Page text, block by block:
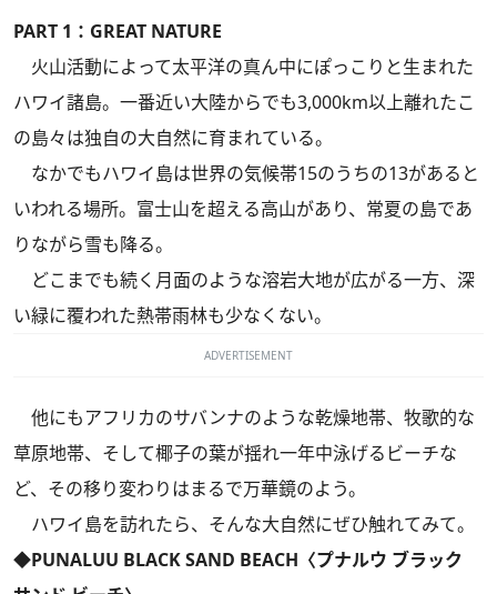
PART 1：GREAT NATURE
火山活動によって太平洋の真ん中にぽっこりと生まれた
ハワイ諸島。一番近い大陸からでも3,000km以上離れたこ
の島々は独自の大自然に育まれている。
なかでもハワイ島は世界の気候帯15のうちの13があると
いわれる場所。富士山を超える高山があり、常夏の島であ
りながら雪も降る。
どこまでも続く月面のような溶岩大地が広がる一方、深
い緑に覆われた熱帯雨林も少なくない。
ADVERTISEMENT
他にもアフリカのサバンナのような乾燥地帯、牧歌的な
草原地帯、そして椰子の葉が揺れ一年中泳げるビーチな
ど、その移り変わりはまるで万華鏡のよう。
ハワイ島を訪れたら、そんな大自然にぜひ触れてみて。
◆PUNALUU BLACK SAND BEACH〈プナルウ ブラック